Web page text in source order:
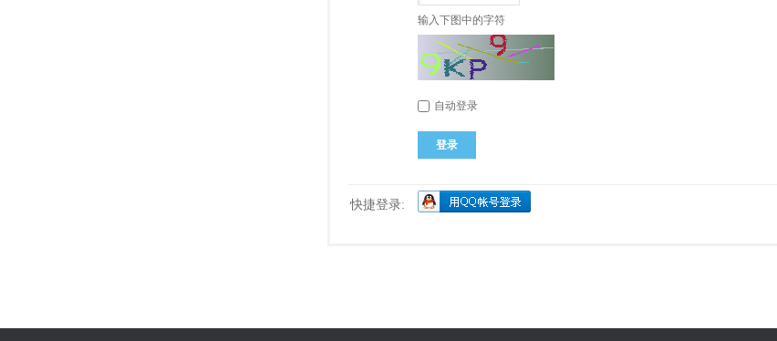
输入下图中的字符
自动登录
登录
快捷登录: